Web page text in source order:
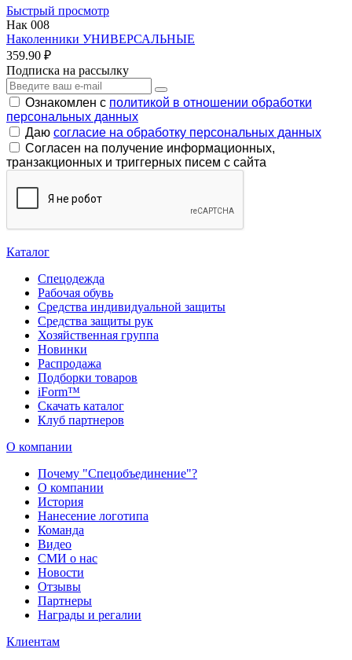
Быстрый просмотр
Нак 008
Наколенники УНИВЕРСАЛЬНЫЕ
359.90 ₽
Подписка на рассылку
Ознакомлен с политикой в отношении обработки
персональных данных
Даю согласие на обработку персональных данных
Согласен на получение информационных,
транзакционных и триггерных писем с сайта
Каталог
Спецодежда
Рабочая обувь
Средства индивидуальной защиты
Средства защиты рук
Хозяйственная группа
Новинки
Распродажа
Подборки товаров
iForm™
Скачать каталог
Клуб партнеров
О компании
Почему "Спецобъединение"?
О компании
История
Нанесение логотипа
Команда
Видео
СМИ о нас
Новости
Отзывы
Партнеры
Награды и регалии
Клиентам